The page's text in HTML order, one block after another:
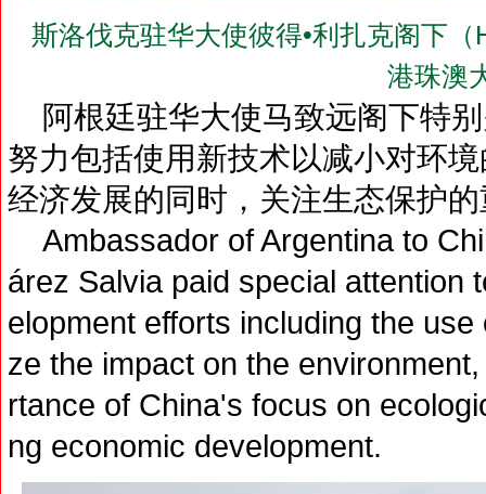
斯洛伐克驻华大使彼得•利扎克阁下
港珠澳
阿根廷驻华大使马致远阁下特
努力包括使用新技术以减小对环
经济发展的同时，关注生态保护
Ambassador of Argentina to
árez Salvia paid special attention
elopment efforts including the
ze the impact on the
rtance of China's focus on
ng economic development.